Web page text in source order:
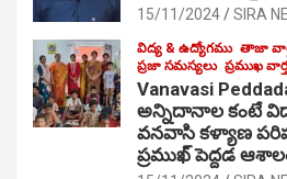
15/11/2024 SIRA
విద్య & ఉద్యోగము తాజా
ప్రజా సమస్యలు ప్రముఖ
Vanavasi
అన్నిదానాల కంటే
వనవాసి కళ్యాణ
ప్రముఖ్ పెద్దడ